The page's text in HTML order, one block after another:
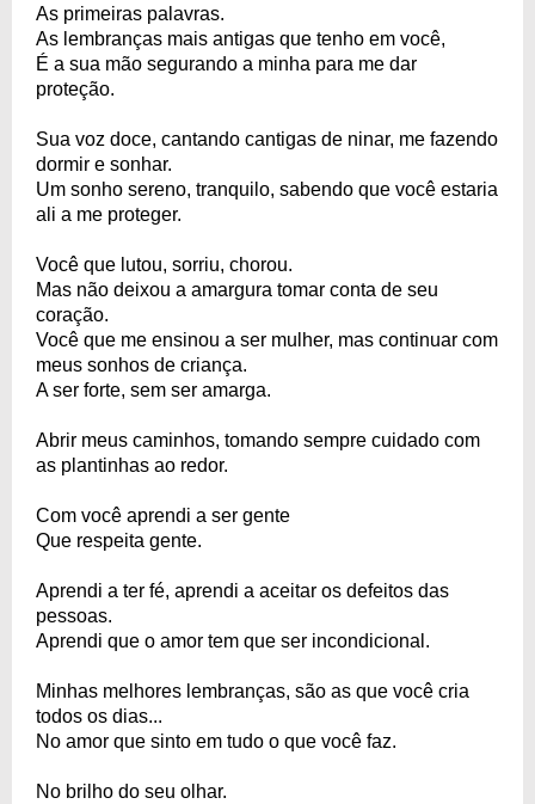
As primeiras palavras.
As lembranças mais antigas que tenho em você,
É a sua mão segurando a minha para me dar
proteção.
Sua voz doce, cantando cantigas de ninar, me fazendo
dormir e sonhar.
Um sonho sereno, tranquilo, sabendo que você estaria
ali a me proteger.
Você que lutou, sorriu, chorou.
Mas não deixou a amargura tomar conta de seu
coração.
Você que me ensinou a ser mulher, mas continuar com
meus sonhos de criança.
A ser forte, sem ser amarga.
Abrir meus caminhos, tomando sempre cuidado com
as plantinhas ao redor.
Com você aprendi a ser gente
Que respeita gente.
Aprendi a ter fé, aprendi a aceitar os defeitos das
pessoas.
Aprendi que o amor tem que ser incondicional.
Minhas melhores lembranças, são as que você cria
todos os dias...
No amor que sinto em tudo o que você faz.
No brilho do seu olhar.